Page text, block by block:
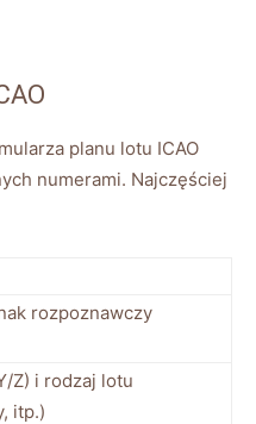
planu lotu ICAO
numerami. Najczęściej
rozpoznawczy
Z) i rodzaj lotu
itp.)